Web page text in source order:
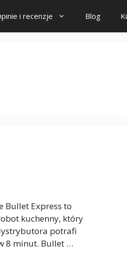
i recenzje Blog
Bullet Express to
kuchenny, który
potrafi
8 minut. Bullet …